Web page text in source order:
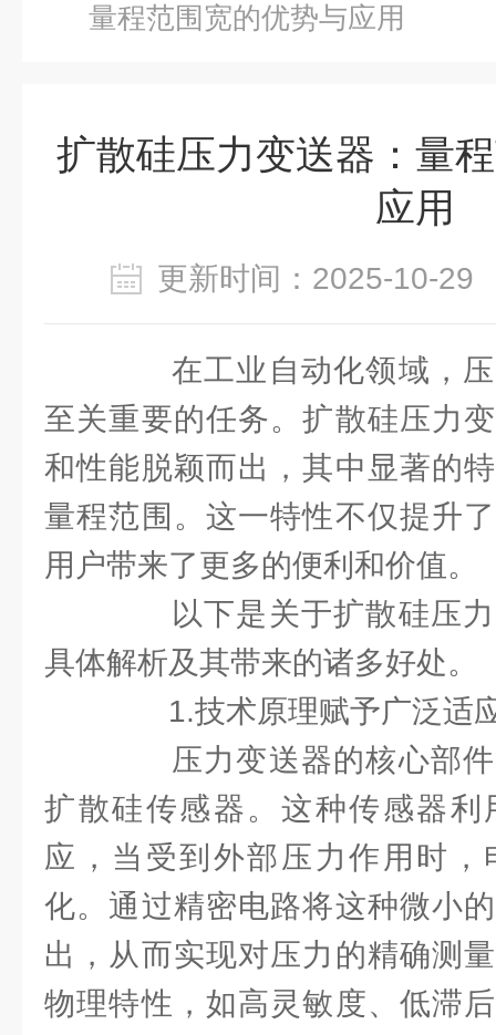
量程范围宽的优势与应用
扩散硅压力变送器：量
应用
更新时间：2025-10-
在工业自动化领域，压
至关重要的任务。扩散硅压力
和性能脱颖而出，其中显著的
量程范围。这一特性不仅提升
用户带来了更多的便利和价值。
以下是关于扩散硅压力
具体解析及其带来的诸多好处。
1.技术原理赋予广泛适
压力变送器的核心部件
扩散硅传感器。这种传感器利
应，当受到外部压力作用时
化。通过精密电路将这种微小
出，从而实现对压力的精确测
物理特性，如高灵敏度、低滞